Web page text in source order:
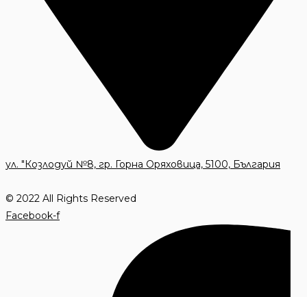
ул. "Козлодуй №8, гр. Горна Оряховица, 5100, България
© 2022 All Rights Reserved
Facebook-f